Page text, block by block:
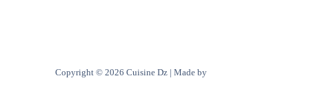
Copyright © 2026 Cuisine Dz | Made by